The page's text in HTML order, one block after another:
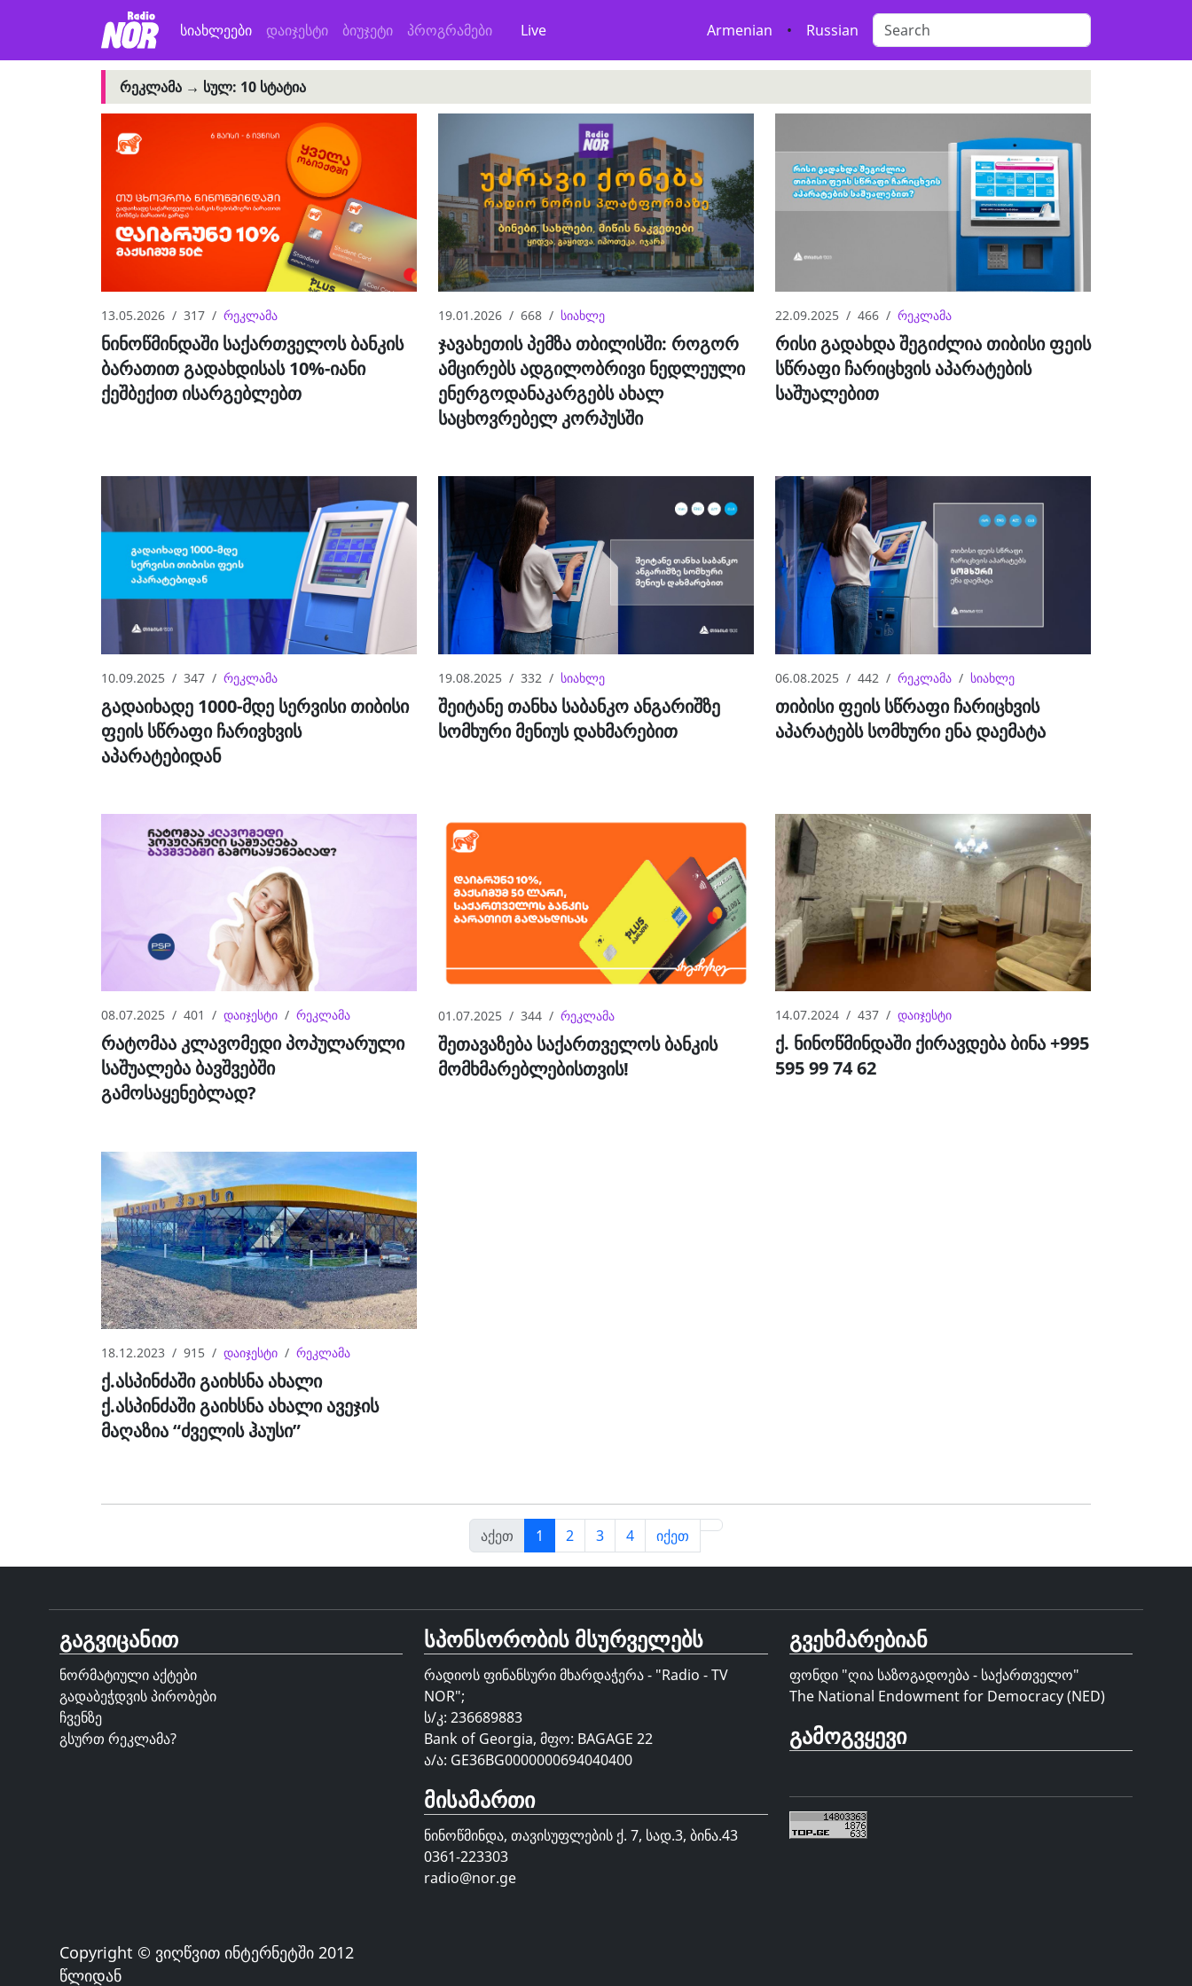
სიახლეები დაიჯესტი ბიუჯეტი პროგრამები Live Armenian • Russian
ᲠᲔᲙᲚᲐᲛᲐ → ᲡᲣᲚ: 10 ᲡᲢᲐᲢᲘᲐ
13.05.2026 317 რეკლამა
ნინოწმინდაში საქართველოს ბანკის
ბარათით გადახდისას 10%-იანი
ქეშბექით ისარგებლებთ
19.01.2026 668 სიახლე
ჯავახეთის პემზა თბილისში: როგორ
ამცირებს ადგილობრივი ნედლეული
ენერგოდანაკარგებს ახალ
საცხოვრებელ კორპუსში
22.09.2025 466 რეკლამა
რისი გადახდა შეგიძლია თიბისი ფეის
სწრაფი ჩარიცხვის აპარატების
საშუალებით
10.09.2025 347 რეკლამა
გადაიხადე 1000-მდე სერვისი თიბისი
ფეის სწრაფი ჩარივხვის
აპარატებიდან
19.08.2025 332 სიახლე
შეიტანე თანხა საბანკო ანგარიშზე
სომხური მენიუს დახმარებით
06.08.2025 442 რეკლამა სიახლე
თიბისი ფეის სწრაფი ჩარიცხვის
აპარატებს სომხური ენა დაემატა
08.07.2025 401 დაიჯესტი რეკლამა
რატომაა კლავომედი პოპულარული
საშუალება ბავშვებში
გამოსაყენებლად?
01.07.2025 344 რეკლამა
შეთავაზება საქართველოს ბანკის
მომხმარებლებისთვის!
14.07.2024 437 დაიჯესტი
ქ. ნინოწმინდაში ქირავდება ბინა +995
595 99 74 62
18.12.2023 915 დაიჯესტი რეკლამა
ქ.ასპინძაში გაიხსნა ახალი
ქ.ასპინძაში გაიხსნა ახალი ავეჯის
მაღაზია “ძველის ჰაუსი”
აქეთ 1 2 3 4 იქეთ
გაგვიცანით
ნორმატიული აქტები
გადაბეჭდვის პირობები
ჩვენზე
გსურთ რეკლამა?
Copyright © ვიღწვით ინტერნეტში 2012
წლიდან
სპონსორობის მსურველებს
რადიოს ფინანსური მხარდაჭერა - "Radio - TV
NOR";
ს/კ: 236689883
Bank of Georgia, მფო: BAGAGE 22
ა/ა: GE36BG0000000694040400
მისამართი
ნინოწმინდა, თავისუფლების ქ. 7, სად.3, ბინა.43
0361-223303
radio@nor.ge
გვეხმარებიან
ფონდი "ღია საზოგადოება - საქართველო"
The National Endowment for Democracy (NED)
გამოგვყევი